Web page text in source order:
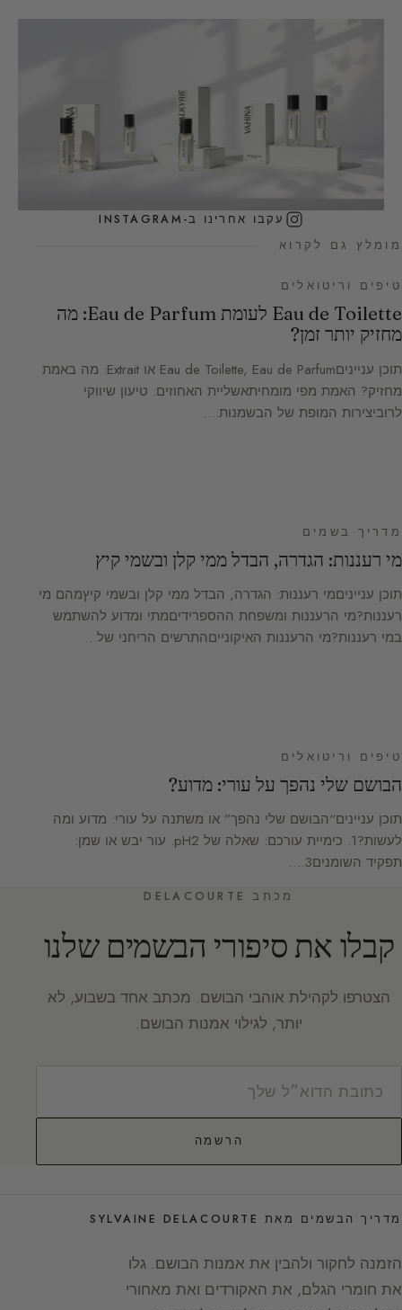
עקבו אחרינו ב-INSTAGRAM
מומלץ גם לקרוא
טיפים וריטואלים
Eau de Toilette לעומת Eau de Parfum: מה
מחזיק יותר זמן?
תוכן ענייניםEau de Toilette, Eau de Parfum או Extrait: מה באמת
מחזיק? האמת מפי מומחיתאשליית האחוזים: טיעון שיווקי
לרוביצירות המופת של הבשמנות:…
מדריך בשמים
מי רעננות: הגדרה, הבדל ממי קלן ובשמי קיץ
תוכן ענייניםמי רעננות: הגדרה, הבדל ממי קלן ובשמי קיץמהם מי
רעננות?מי הרעננות ומשפחת ההספרידיםמתי ומדוע להשתמש
במי רעננות?מי הרעננות האיקונייםהתרשים הריחני של…
טיפים וריטואלים
הבושם שלי נהפך על עורי: מדוע?
תוכן עניינים“הבושם שלי נהפך” או משתנה על עורי: מדוע ומה
לעשות?1. כימיית עורכם: שאלה של pH2. עור יבש או שמן:
תפקיד השומנים3.…
מכתב DELACOURTE
קבלו את סיפורי הבשמים שלנו
הצטרפו לקהילת אוהבי הבושם. מכתב אחד בשבוע, לא
יותר, לגילוי אמנות הבושם.
הרשמה
מדריך הבשמים מאת SYLVAINE DELACOURTE
הזמנה לחקור ולהבין את אמנות הבושם. גלו
את חומרי הגלם, את האקורדים ואת מאחורי